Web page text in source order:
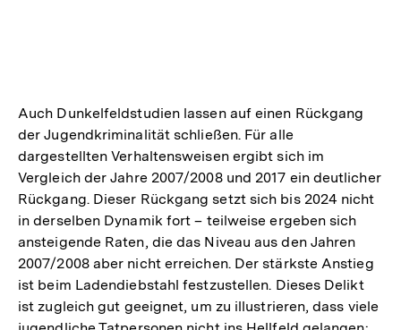
Auch Dunkelfeldstudien lassen auf einen Rückgang
der Jugendkriminalität schließen. Für alle
dargestellten Verhaltensweisen ergibt sich im
Vergleich der Jahre 2007/2008 und 2017 ein deutlicher
Rückgang. Dieser Rückgang setzt sich bis 2024 nicht
in derselben Dynamik fort – teilweise ergeben sich
ansteigende Raten, die das Niveau aus den Jahren
2007/2008 aber nicht erreichen. Der stärkste Anstieg
ist beim Ladendiebstahl festzustellen. Dieses Delikt
ist zugleich gut geeignet, um zu illustrieren, dass viele